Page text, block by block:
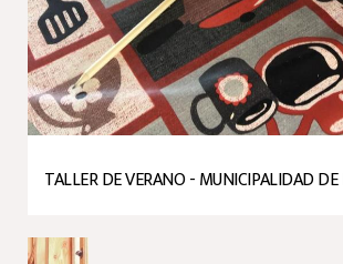
TALLER DE VERANO - MUNICIPALIDAD